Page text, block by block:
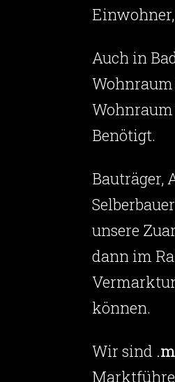
Einwohner,
Auch in
Benötigt.
Bauträger,
unsere
dann im
können.
Wir sind